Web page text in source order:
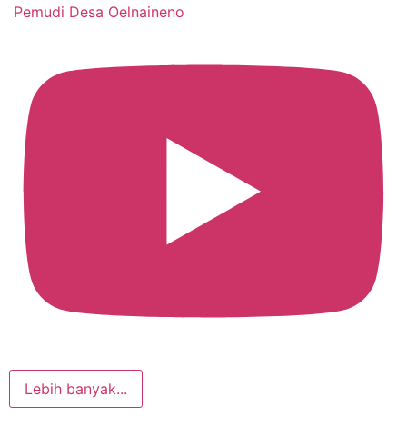
Pemudi Desa Oelnaineno
Lebih banyak...